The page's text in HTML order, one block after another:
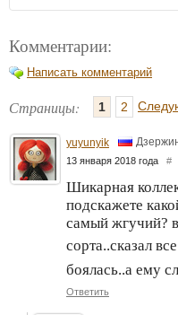
Комментарии:
Написать комментарий
Страницы: 1 2
yuyunyik
13 января 2018 года #
Шикарная
подскажете
самый жгучий?
сорта..сказал
боялась..а ему
Ответить